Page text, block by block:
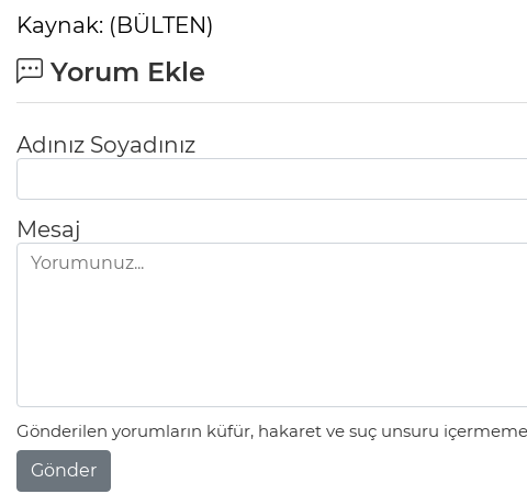
Kaynak: (BÜLTEN)
Yorum Ekle
Adınız Soyadınız
Mesaj
Gönderilen yorumların küfür, hakaret ve suç unsuru
Gönder